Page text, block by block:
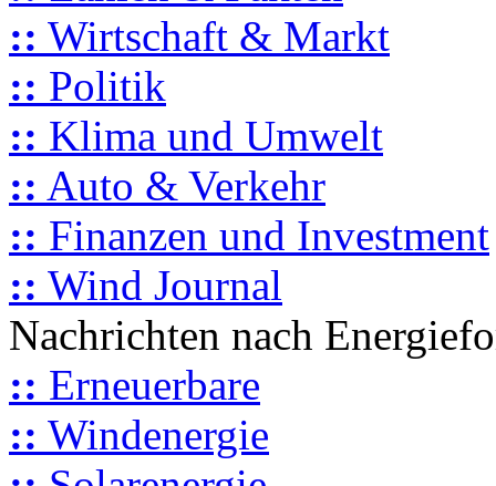
:: Wirtschaft & Markt
:: Politik
:: Klima und Umwelt
:: Auto & Verkehr
:: Finanzen und Investment
:: Wind Journal
Nachrichten nach
:: Erneuerbare
:: Windenergie